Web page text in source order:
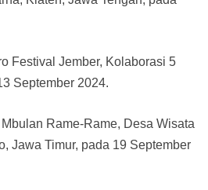
Festival Jember, Kolaborasi 5
September 2024.
Rame-Rame, Desa Wisata
Jawa Timur, pada 19 September